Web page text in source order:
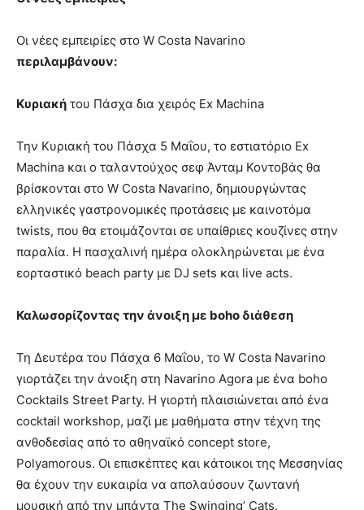
Οι νέες εμπειρίες στο W Costa Navarino
περιλαμβάνουν:
Κυριακή του Πάσχα δια χειρός Ex Machina
Την Κυριακή του Πάσχα 5 Μαΐου, το εστιατόριο Ex
Machina και ο ταλαντούχος σεφ Άνταμ Κοντοβάς θα
βρίσκονται στο W Costa Navarino, δημιουργώντας
ελληνικές γαστρονομικές προτάσεις με καινοτόμα
twists, που θα ετοιμάζονται σε υπαίθριες κουζίνες στην
παραλία. Η πασχαλινή ημέρα ολοκληρώνεται με ένα
εορταστικό beach party με DJ sets και live acts.
Καλωσορίζοντας την άνοιξη με boho διάθεση
Τη Δευτέρα του Πάσχα 6 Μαΐου, το W Costa Navarino
γιορτάζει την άνοιξη στη Navarino Agora με ένα boho
Cocktails Street Party. Η γιορτή πλαισιώνεται από ένα
cocktail workshop, μαζί με μαθήματα στην τέχνη της
ανθοδεσίας από το αθηναϊκό concept store,
Polyamorous. Oι επισκέπτες και κάτοικοι της Μεσσηνίας
θα έχουν την ευκαιρία να απολαύσουν ζωντανή
μουσική από την μπάντα The Swinging’ Cats.